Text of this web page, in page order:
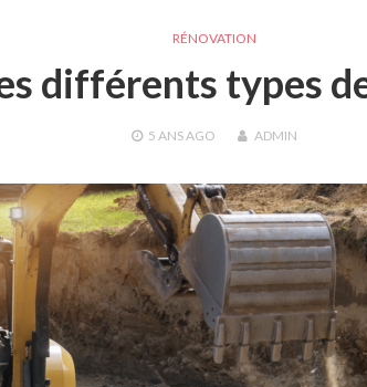
RÉNOVATION
différents types
5 ANSAGO ADMIN